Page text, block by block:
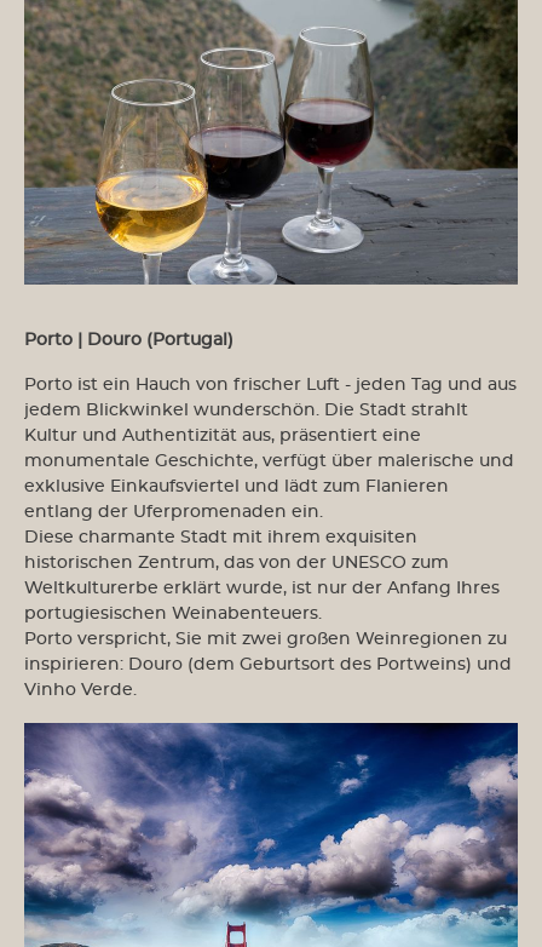
Porto | Douro (Portugal)
Porto ist ein Hauch von frischer Luft - jeden Tag und aus
jedem Blickwinkel wunderschön. Die Stadt strahlt
Kultur und Authentizität aus, präsentiert eine
monumentale Geschichte, verfügt über malerische und
exklusive Einkaufsviertel und lädt zum Flanieren
entlang der Uferpromenaden ein.
Diese charmante Stadt mit ihrem exquisiten
historischen Zentrum, das von der UNESCO zum
Weltkulturerbe erklärt wurde, ist nur der Anfang Ihres
portugiesischen Weinabenteuers.
Porto verspricht, Sie mit zwei großen Weinregionen zu
inspirieren: Douro (dem Geburtsort des Portweins) und
Vinho Verde.